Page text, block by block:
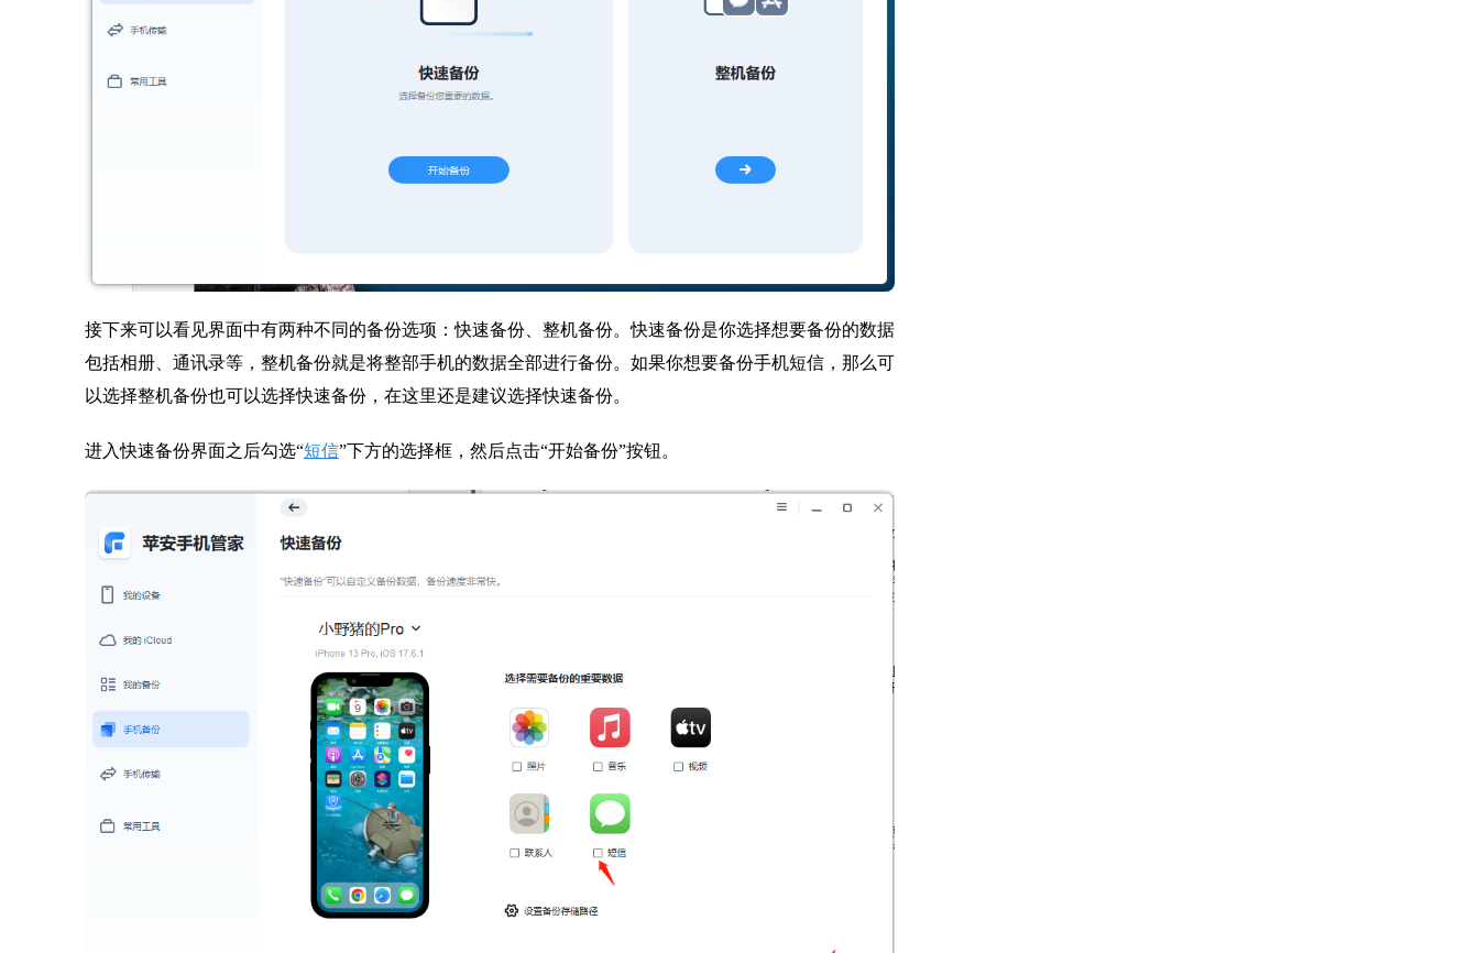
接下来可以看见界面中有两种不同的备份选项：快速备份、整机备份。快速备份是你选择想要备份的数据
包括相册、通讯录等，整机备份就是将整部手机的数据全部进行备份。如果你想要备份手机短信，那么可
以选择整机备份也可以选择快速备份，在这里还是建议选择快速备份。
进入快速备份界面之后勾选“短信”下方的选择框，然后点击“开始备份”按钮。